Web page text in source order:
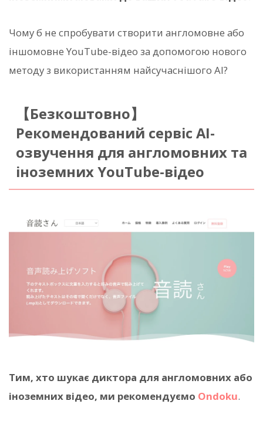
Чому б не спробувати створити англомовне або
іншомовне YouTube-відео за допомогою нового
методу з використанням найсучаснішого AI?
【Безкоштовно】
Рекомендований сервіс AI-
озвучення для англомовних та
іноземних YouTube-відео
Тим, хто шукає диктора для англомовних або
іноземних відео, ми рекомендуємо Ondoku.